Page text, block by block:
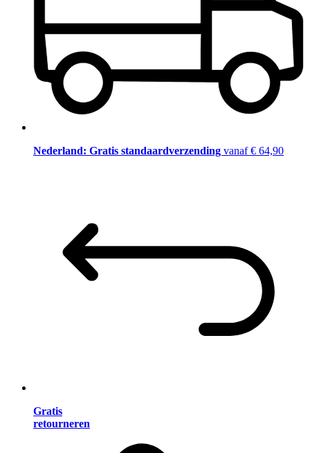
Nederland: Gratis standaardverzending vanaf € 64,90
Gratis
retourneren